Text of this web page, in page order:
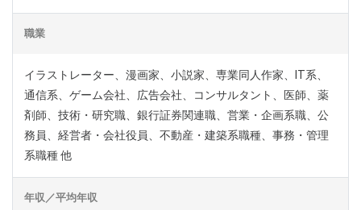
職業
イラストレーター、漫画家、小説家、専業同人作家、IT系、
通信系、ゲーム会社、広告会社、コンサルタント、医師、薬
剤師、技術・研究職、銀行証券関連職、営業・企画系職、公
務員、経営者・会社役員、不動産・建築系職種、事務・管理
系職種 他
年収／平均年収